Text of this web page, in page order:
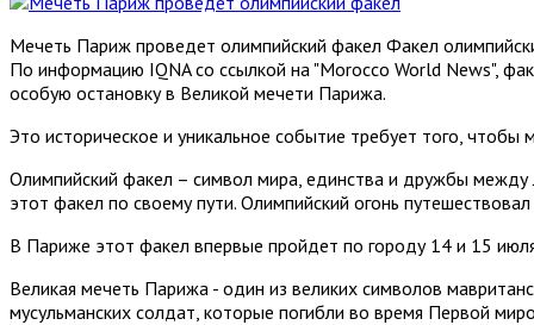
Мечеть Париж проведет олимпийский факел Факел
По информацию IQNA со ссылкой на "Morocco World News",
особую остановку в Великой мечети Парижа.
Это историческое и уникальное событие требует того,
Олимпийский факел – символ мира, единства и дружбы между
этот факел по своему пути. Олимпийский огонь
В Париже этот факел впервые пройдет по городу 14 и 15
Великая мечеть Парижа - один из великих символов
мусульманских солдат, которые погибли во время Первой